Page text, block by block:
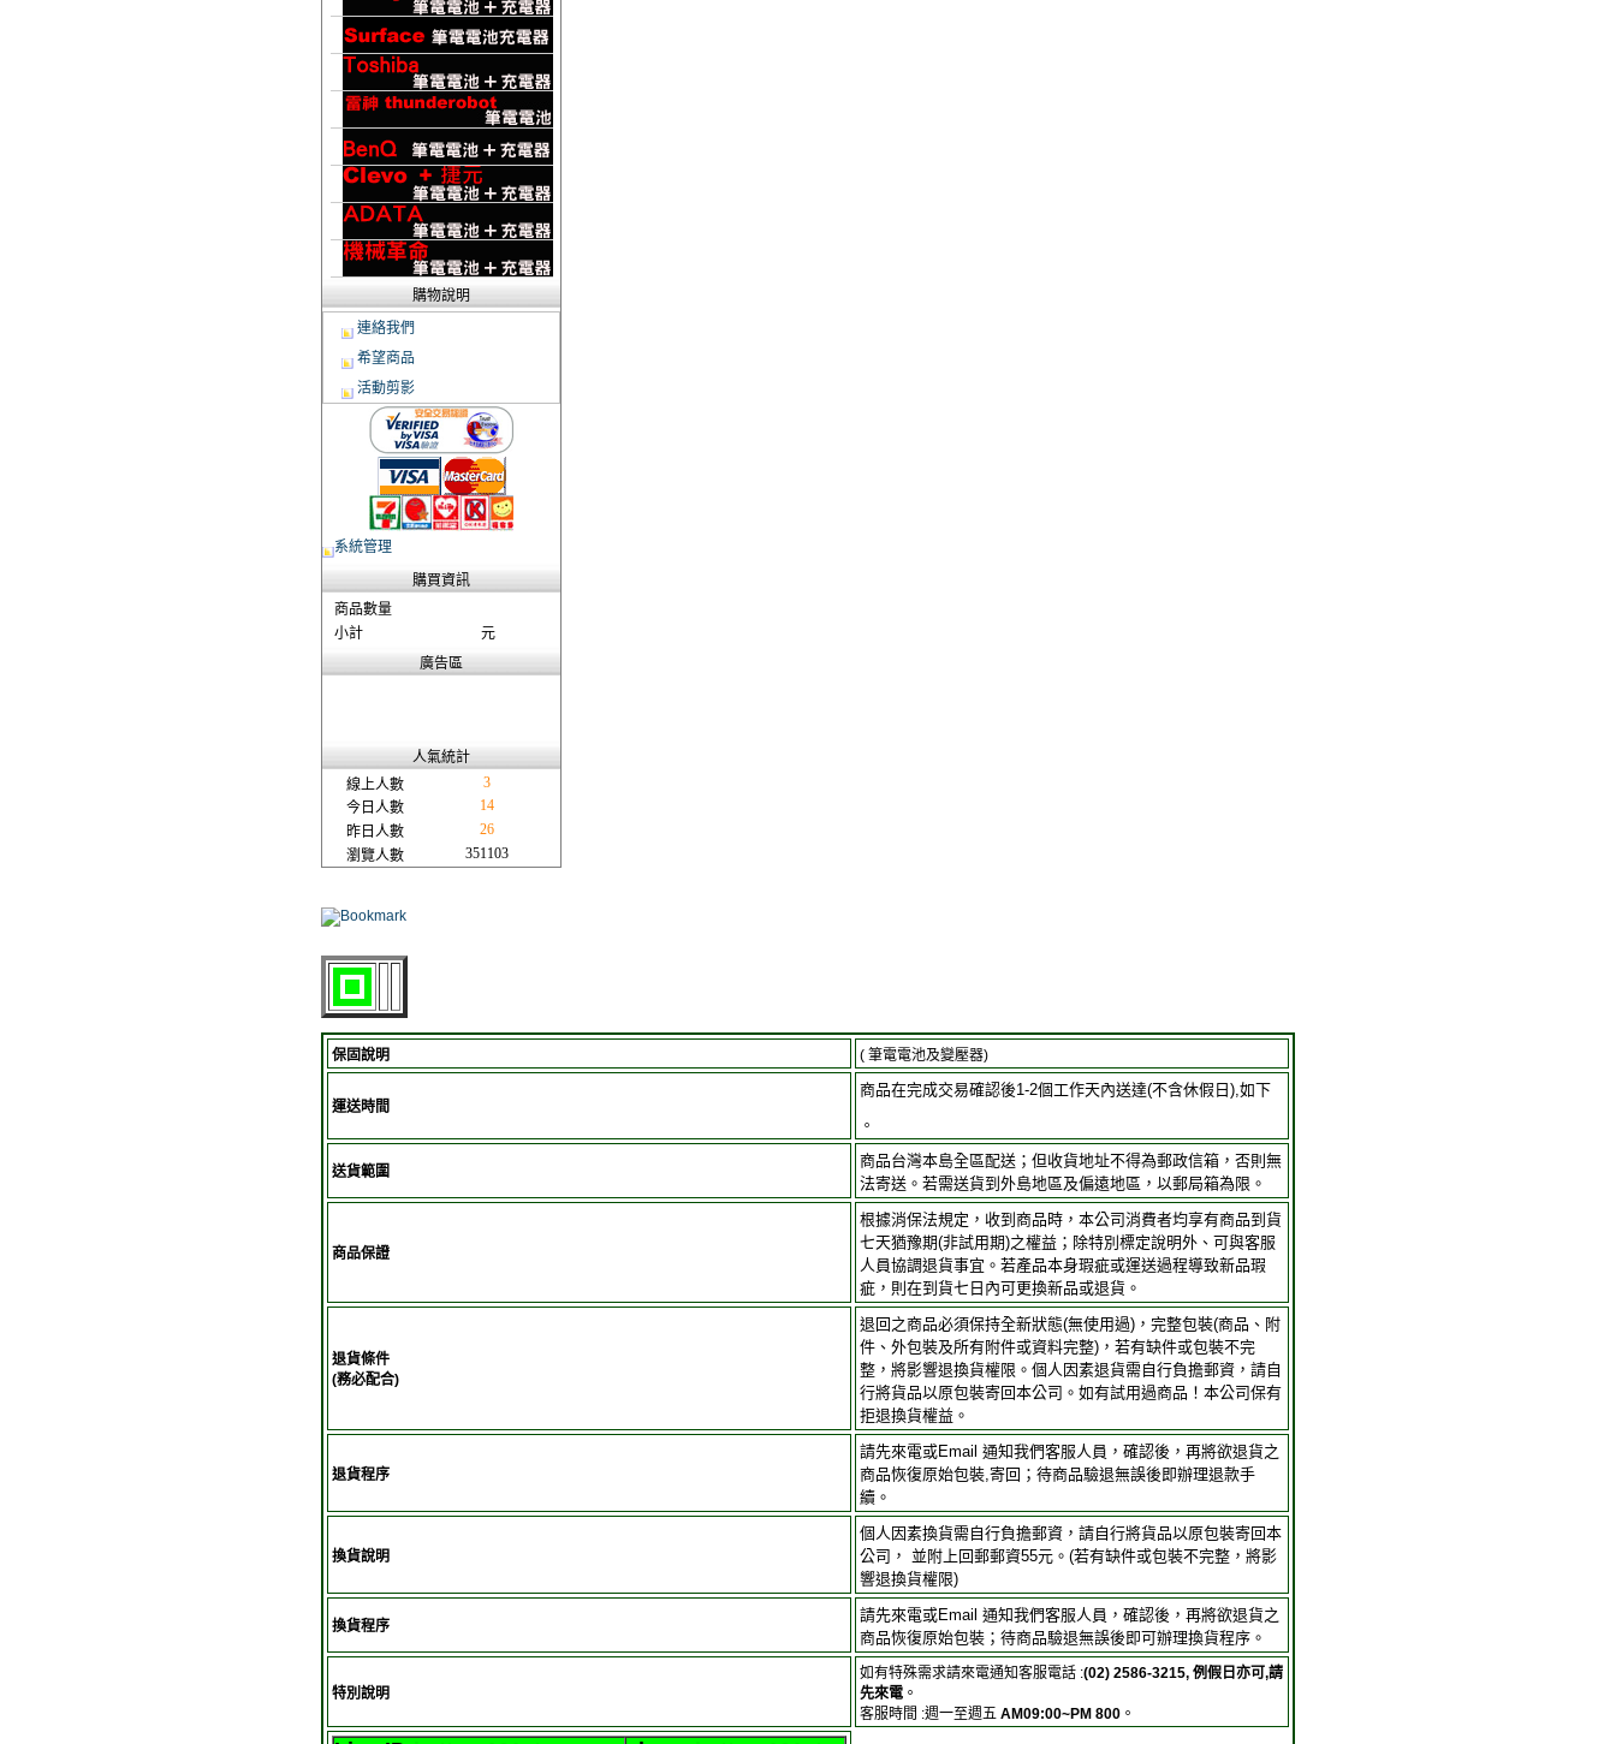
購物說明
連絡我們
希望商品
活動剪影
系統管理
購買資訊
商品數量
小計
元
廣告區
人氣統計
線上人數
3
今日人數
14
昨日人數
26
瀏覽人數
351103
保固說明 ( 筆電電池及變壓器)
運送時間
商品在完成交易確認後1-2個工作天內送達(不含休假日),如下
。
送貨範圍
商品台灣本島全區配送；但收貨地址不得為郵政信箱，否則無
法寄送。若需送貨到外島地區及偏遠地區，以郵局箱為限。
商品保證
根據消保法規定，收到商品時，本公司消費者均享有商品到貨
七天猶豫期(非試用期)之權益；除特別標定說明外、可與客服
人員協調退貨事宜。若產品本身瑕疵或運送過程導致新品瑕
疵，則在到貨七日內可更換新品或退貨。
退貨條件
(務必配合)
退回之商品必須保持全新狀態(無使用過)，完整包裝(商品、附
件、外包裝及所有附件或資料完整)，若有缺件或包裝不完
整，將影響退換貨權限。個人因素退貨需自行負擔郵資，請自
行將貨品以原包裝寄回本公司。如有試用過商品！本公司保有
拒退換貨權益。
退貨程序
請先來電或Email 通知我們客服人員，確認後，再將欲退貨之
商品恢復原始包裝,寄回；待商品驗退無誤後即辦理退款手
續。
換貨說明
個人因素換貨需自行負擔郵資，請自行將貨品以原包裝寄回本
公司， 並附上回郵郵資55元。(若有缺件或包裝不完整，將影
響退換貨權限)
換貨程序
請先來電或Email 通知我們客服人員，確認後，再將欲退貨之
商品恢復原始包裝；待商品驗退無誤後即可辦理換貨程序。
特別說明
如有特殊需求請來電通知客服電話 :(02) 2586-3215, 例假日亦可,請
先來電 。
客服時間 :週一至週五 AM09:00~PM 800 。